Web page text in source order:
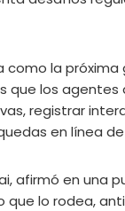
la
que los
registrar
en línea
afirmó en una
lo rodea,